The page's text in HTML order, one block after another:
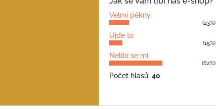
Velmi pěkný
(23%)
Ujde to
(15%)
Nelíbí se mi
(62%)
Počet hlasů: 40